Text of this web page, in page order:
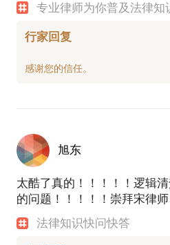
专业律师为你普及法律知
行家回复
旭东
太酷了真的！！！！！逻辑
的问题！！！！！崇拜宋律师
法律知识快问快答